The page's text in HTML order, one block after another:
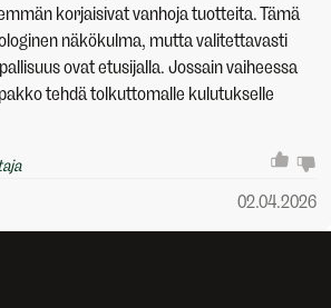
korjaisivat vanhoja tuotteita. Tämä
näkökulma, mutta valitettavasti
ovat etusijalla. Jossain vaiheessa
tehdä tolkuttomalle kulutukselle
02.04.2026